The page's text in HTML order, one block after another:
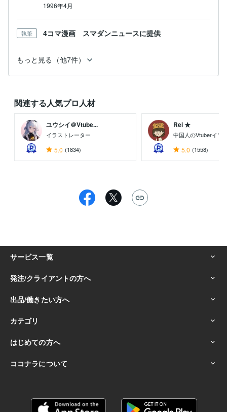
1996年4月
執筆 4コマ漫画 スマダンニュースに提供
もっと見る（他7件）
関連する人気プロ人材
ユウシイ＠Vtube...
イラストレーター
5.0 (1834)
Rei ★
中国人のVtuberイラ
5.0 (1558)